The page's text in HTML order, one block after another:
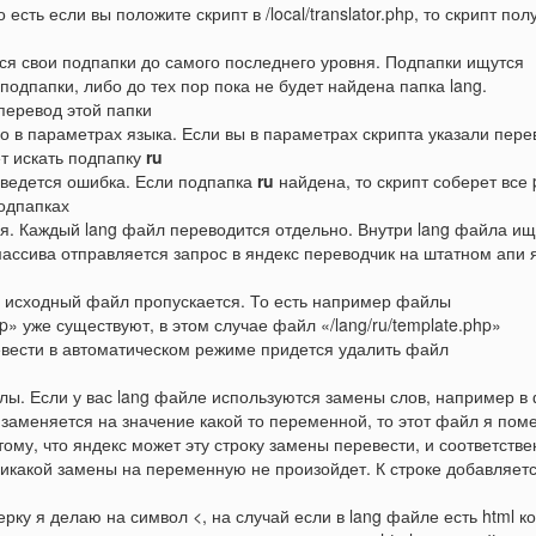
если вы положите скрипт в /local/translator.php, то скрипт
свои подпапки до самого последнего уровня. Подпапки ищутся
либо до тех пор пока не будет найдена папка lang.
этой папки
в параметрах языка. Если вы в параметрах скрипта указали
искать подпапку ru
ошибка. Если подпапка ru найдена, то скрипт соберет все
Каждый lang файл переводится отдельно. Внутри lang файла
отправляется запрос в яндекс переводчик на штатном апи
файл пропускается. То есть например файлы
уже существуют, в этом случае файл «/lang/ru/template.php»
в автоматическом режиме придется удалить файл
Если у вас lang файле используются замены слов, например
на значение какой то переменной, то этот файл я
что яндекс может эту строку замены перевести, и
замены на переменную не произойдет. К строке
я делаю на символ <, на случай если в lang файле есть html